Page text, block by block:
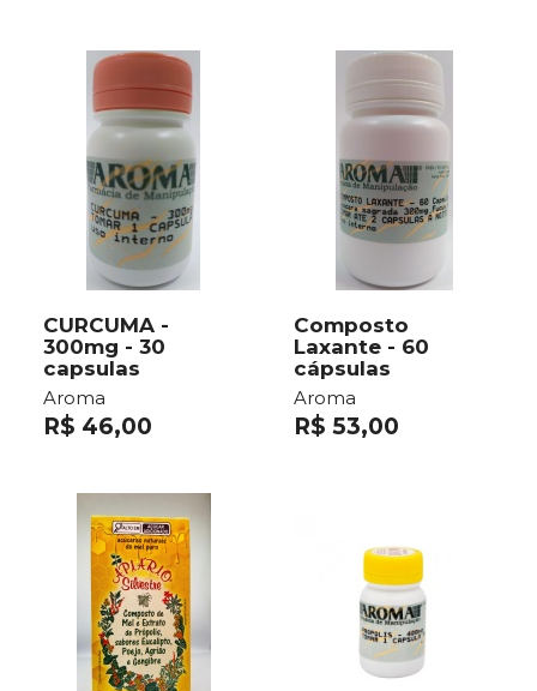
CURCUMA -
300mg - 30
capsulas
Aroma
R$ 46,00
Composto
Laxante - 60
cápsulas
Aroma
R$ 53,00